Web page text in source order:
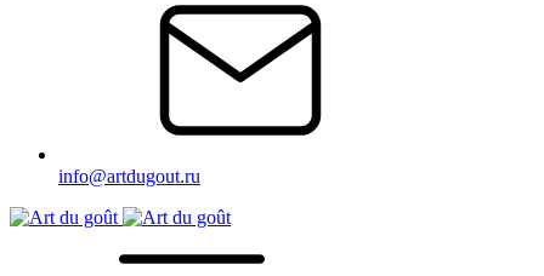
info@artdugout.ru